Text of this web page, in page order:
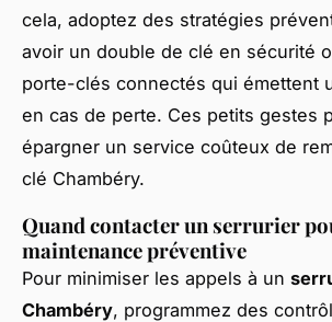
cela, adoptez des stratégies
avoir un double de clé en sécurité
porte-clés connectés qui émettent
en cas de perte. Ces petits gestes
épargner un service coûteux de
clé Chambéry.
Quand contacter un serrurier
maintenance préventive
Pour minimiser les appels à un
Chambéry, programmez des